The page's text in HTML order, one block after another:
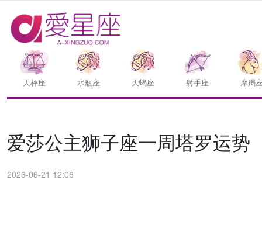
天枰座 水瓶座 天蝎座 射手座 摩羯
爱莎公主狮子座一周塔罗运势
2026-06-21 12:06